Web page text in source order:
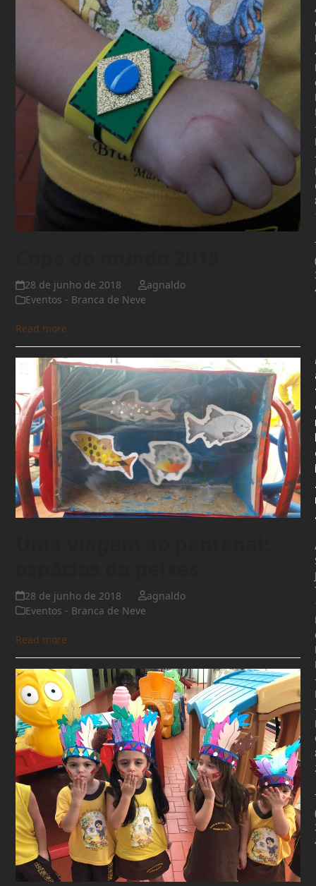
28 de junho de 2018
agnaldo
Eventos - Branca de Neve
Read more
28 de junho de 2018
agnaldo
Eventos - Branca de Neve
Read more